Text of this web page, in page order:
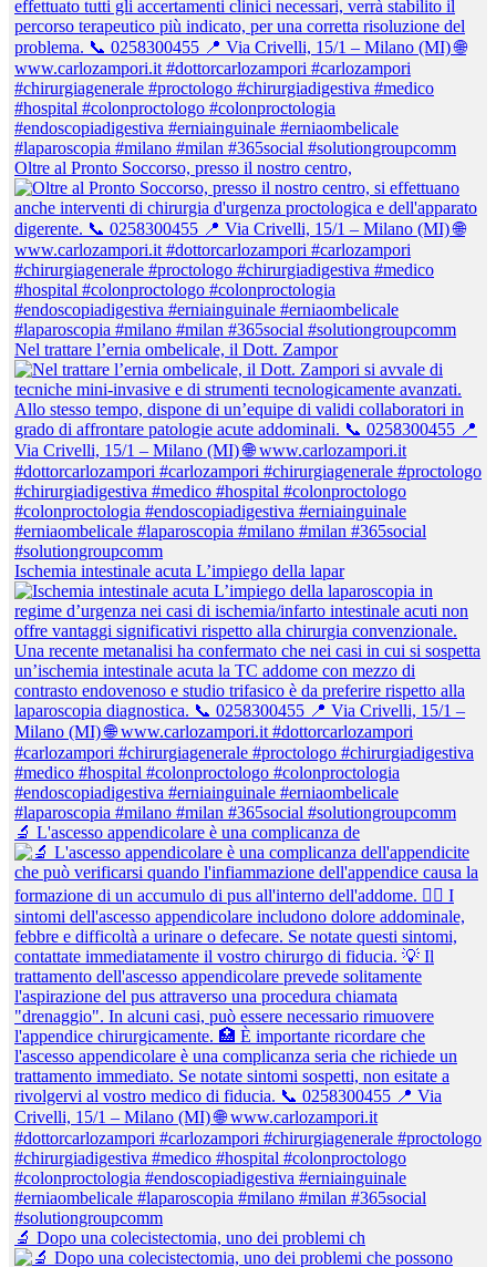
Oltre al Pronto Soccorso, presso il nostro centro,
Nel trattare l’ernia ombelicale, il Dott. Zampor
Ischemia intestinale acuta L’impiego della lapar
🔬 L'ascesso appendicolare è una complicanza de
🔬 Dopo una colecistectomia, uno dei problemi ch